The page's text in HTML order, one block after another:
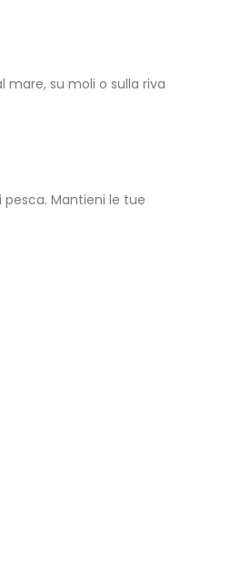
mare, su moli o sulla riva
Mantieni le tue